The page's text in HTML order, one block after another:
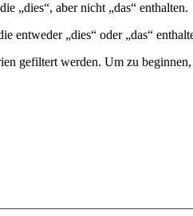
„dies“, aber nicht „das“ enthalten.
entweder „dies“ oder „das“
gefiltert werden. Um zu